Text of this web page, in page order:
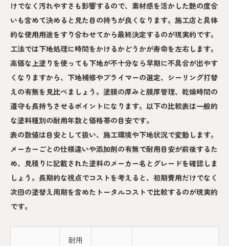
けでなく汚れやすさも影響するので、素材感を活かした艶の度合
いも含めて決めると見た目の持ちが良くなります。施工店と具体
的な使用用途をすり合わせてから最終決定するのが現実的です。
工法では下地処理に時間をかけるかどうかが寿命を左右します。
高価な上塗りを使っても下地が不十分なら早期に不具合が出やす
くなりますから、下地補修やプライマーの選定、シーリング打替
えの有無を見比べましょう。塗膜の厚みと膜厚管理、乾燥時間の
遵守も長持ちさせるポイントになります。以下の比較表は一般的
な塗料種別の耐用年数と価格帯の目安です。
表の数値は目安として扱い、施工環境や下地状況で変動します。
メーカーごとの仕様違いや添加剤の有無で耐用目安が前後するた
め、見積りに記載された塗料のメーカー名とグレードを確認しま
しょう。長期的な視点でコストを考えると、初期費用だけでなく
次回の塗替え周期を含めたトータルコストで比較するのが現実的
です。
耐用